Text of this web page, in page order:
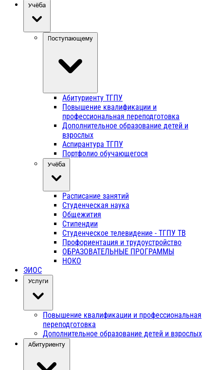
Учёба
Поступающему
Абитуриенту ТГПУ
Повышение квалификации и
профессиональная переподготовка
Дополнительное образование детей и
взрослых
Аспирантура ТГПУ
Портфолио обучающегося
Учёба
Расписание занятий
Студенческая наука
Общежития
Стипендии
Студенческое телевидение - ТГПУ ТВ
Профориентация и трудоустройство
ОБРАЗОВАТЕЛЬНЫЕ ПРОГРАММЫ
НОКО
ЭИОС
Услуги
Повышение квалификации и профессиональная
переподготовка
Дополнительное образование детей и взрослых
Абитуриенту